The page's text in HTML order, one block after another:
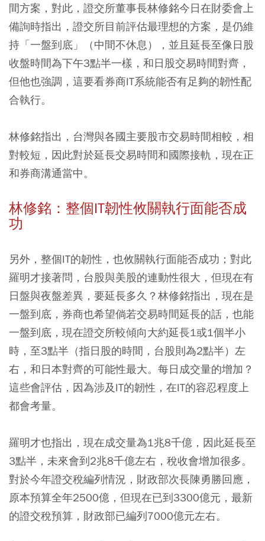
間方案，對此，證交所董事長林修銘今日在財委會上
備詢時指出，證交所目前評估最理想的方案，是仍維
持「一盤到底」（中間不休息），並且延長至像日股
收盤時間為下午3點半一樣，和日股交易時間對齊，
但他也強調，這要看券商IT系統能否有足夠的韌性配
合執行。
林修銘指出，台灣與各國主要股市交易時間相較，相
對較短，因此對於延長交易時間和國際接軌，現在正
和券商溝通當中。
林修銘：整個IT韌性攸關執行面能否成
功
另外，整個IT的韌性，也攸關執行面能否成功；對此
羅明才接著問，台股與美股的連動性很大，但現在有
日盤與夜盤差異，要延長多久？林修銘指出，現在是
一盤到底，券商也希望倘若交易時間延長的話，也能
一盤到底，現在證交所較傾向大約延長1或1個半小
時，至3點半（指日股的時間，台股則為2點半）左
右，和日本對齊的可能性最大。每日成交量的增加？
這些會評估，因為涉及IT的韌性，在IT的容忍程度上
都會考量。
羅明才也指出，現在成交量為1兆8千億，因此延長至
3點半，未來會到2兆8千億左右，稅收會增加很多。
對於今年證交稅編列情況，財政部次長陳勇勝回應，
原本預算全年2500億，但現在已到3300億元，最新
的證交稅預算，財政部已編列7000億元左右。